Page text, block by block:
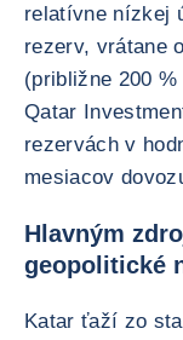
relatívne nízkej
rezerv, vrátane
(približne 200
Qatar
rezervách v
mesiacov
Hlavným
geopolitické
Katar ťaží zo